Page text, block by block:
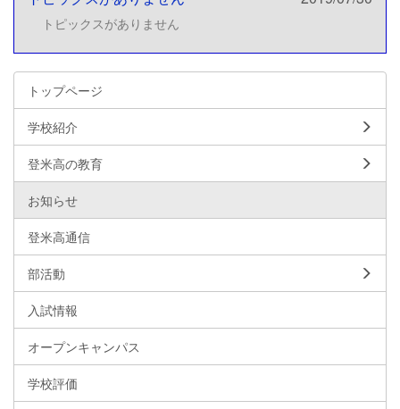
トピックスがありません
トップページ
学校紹介
登米高の教育
お知らせ
登米高通信
部活動
入試情報
オープンキャンパス
学校評価